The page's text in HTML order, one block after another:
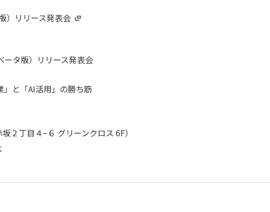
）リリース発表会
ータ版）リリース発表会
と「AI活用」の勝ち筋
２丁目４−６ グリーンクロス 6F）